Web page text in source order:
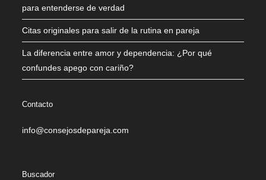
para entenderse de verdad
Citas originales para salir de la rutina en pareja
La diferencia entre amor y dependencia: ¿Por qué
confundes apego con cariño?
Contacto
info@consejosdepareja.com
Buscador